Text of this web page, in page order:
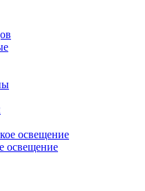
освещение